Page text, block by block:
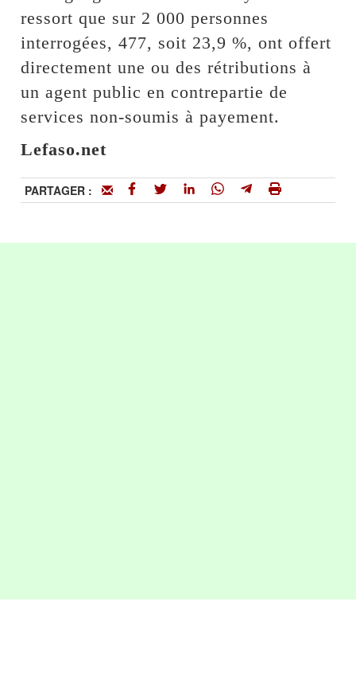
ressort que sur 2 000 personnes
interrogées, 477, soit 23,9 %, ont offert
directement une ou des rétributions à
un agent public en contrepartie de
services non-soumis à payement.
Lefaso.net
PARTAGER :